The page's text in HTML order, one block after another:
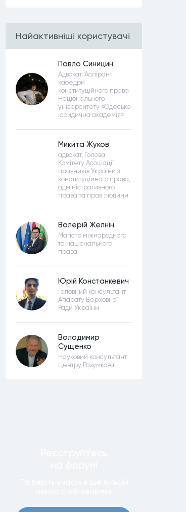
Найактивнiшi користувачi
Павло Синицин
Адвокат. Аспірант
кафедри
конституційного права
Національного
університету «Одеська
юридична академія»
Микита Жуков
адвокат, Голова
Комітету Асоціації
правників України з
конституційного права,
адміністративного
права та прав людини
Валерій Желнін
Магістр міжнародного
та національного
права
Юрій Констанкевич
Головний консультант
Апарату Верховної
Ради України
Володимир
Сущенко
Науковий консультант
Центру Разумкова